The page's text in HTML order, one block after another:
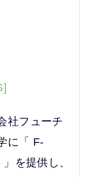
社フューチ
に「 F-
を提供し、